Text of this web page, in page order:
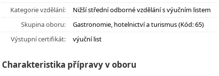
Kategorie vzdělání:
Nižší střední odborné vzdělání s výučním listem
Skupina oboru:
Gastronomie, hotelnictví a turismus (Kód: 65)
Výstupní certifikát:
výuční list
Charakteristika přípravy v oboru